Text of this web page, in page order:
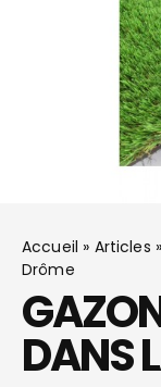
Accueil » Articles
Drôme
DANS